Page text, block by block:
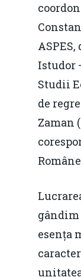
Istudor
Studii
de
Zaman
gândim
esența